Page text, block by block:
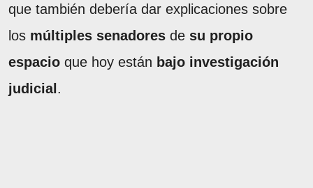
que también debería dar explicaciones sobre
los múltiples senadores de su propio
espacio que hoy están bajo investigación
judicial .